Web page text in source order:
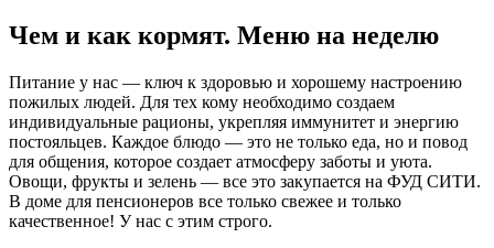
Чем и как кормят. Меню на неделю
Питание у нас — ключ к здоровью и хорошему настроению
пожилых людей. Для тех кому необходимо создаем
индивидуальные рационы, укрепляя иммунитет и энергию
постояльцев. Каждое блюдо — это не только еда, но и повод
для общения, которое создает атмосферу заботы и уюта.
Овощи, фрукты и зелень — все это закупается на ФУД СИТИ.
В доме для пенсионеров все только свежее и только
качественное! У нас с этим строго.